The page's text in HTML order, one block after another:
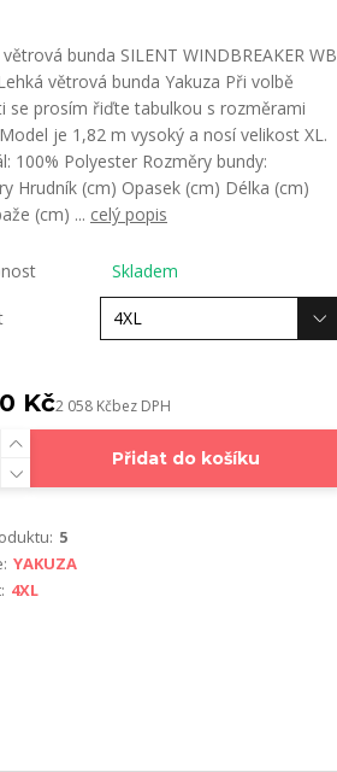
bunda SILENT WINDBREAKER WB
větrová bunda Yakuza Při volbě
se prosím řiďte tabulkou s rozměrami
je 1,82 m vysoký a nosí velikost XL.
100% Polyester Rozměry bundy:
Hrudník (cm) Opasek (cm) Délka (cm)
(cm) ... celý popis
Skladem
Kč2 058 Kčbez DPH
Přidat do košíku
5
YAKUZA
4XL